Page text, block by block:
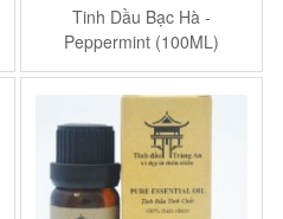
Tinh Dầu Bạc Hà -
Peppermint (100ML)